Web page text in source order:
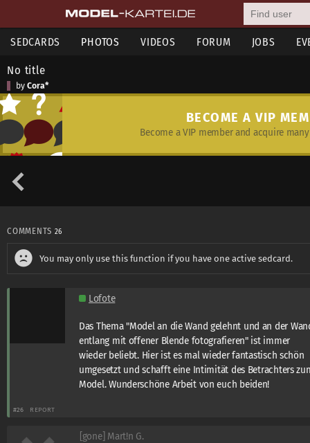
SEDCARDS PHOTOS VIDEOS FORUM JOBS
No title
by Cora*
BECOME A VIP
Become a VIP member and acquire
COMMENTS 26
You may only use this function if you have one active sedcard.
Lofote
Das Thema "Model an die Wand gelehnt und an der
entlang mit offener Blende fotografieren" ist immer
wieder beliebt. Hier ist es mal wieder fantastisch schön
umgesetzt und schafft eine Intimität des Betrachters
Model. Wunderschöne Arbeit von euch beiden!
#26 REPORT
[gone] Mart!n G.